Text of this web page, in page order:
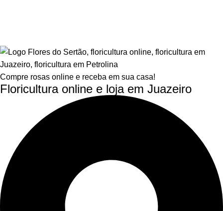
Compre rosas online e receba em sua casa!
Floricultura online e loja em Juazeiro